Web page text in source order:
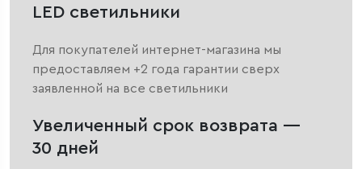
LED светильники
Для покупателей интернет-магазина мы
предоставляем +2 года гарантии сверх
заявленной на все светильники
Увеличенный срок возврата —
30 дней